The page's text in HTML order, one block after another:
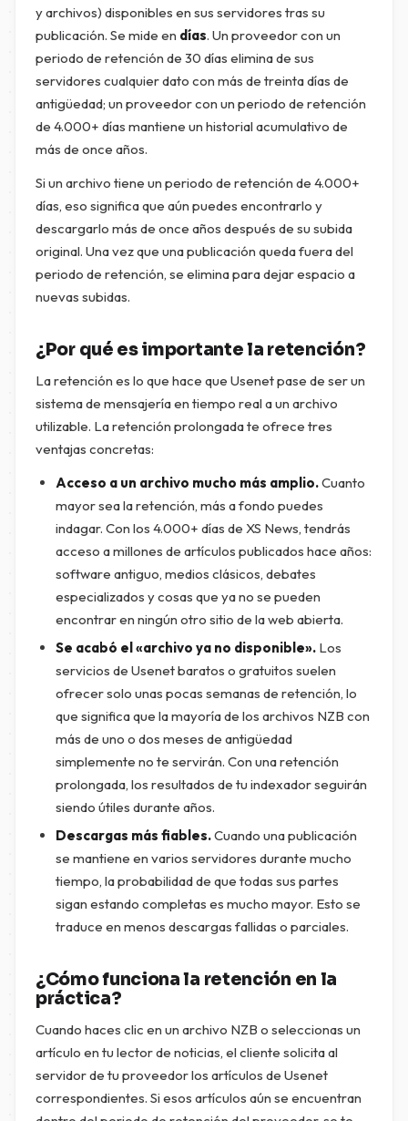
y archivos) disponibles en sus servidores tras su
publicación. Se mide en días. Un proveedor con un
periodo de retención de 30 días elimina de sus
servidores cualquier dato con más de treinta días de
antigüedad; un proveedor con un periodo de retención
de 4.000+ días mantiene un historial acumulativo de
más de once años.
Si un archivo tiene un periodo de retención de 4.000+
días, eso significa que aún puedes encontrarlo y
descargarlo más de once años después de su subida
original. Una vez que una publicación queda fuera del
periodo de retención, se elimina para dejar espacio a
nuevas subidas.
¿Por qué es importante la retención?
La retención es lo que hace que Usenet pase de ser un
sistema de mensajería en tiempo real a un archivo
utilizable. La retención prolongada te ofrece tres
ventajas concretas:
Acceso a un archivo mucho más amplio.Cuanto
mayor sea la retención, más a fondo puedes
indagar. Con los 4.000+ días de XS News, tendrás
acceso a millones de artículos publicados hace años:
software antiguo, medios clásicos, debates
especializados y cosas que ya no se pueden
encontrar en ningún otro sitio de la web abierta.
Se acabó el «archivo ya no disponible». Los
servicios de Usenet baratos o gratuitos suelen
ofrecer solo unas pocas semanas de retención, lo
que significa que la mayoría de los archivos NZB con
más de uno o dos meses de antigüedad
simplemente no te servirán. Con una retención
prolongada, los resultados de tu indexador seguirán
siendo útiles durante años.
Descargas más fiables.Cuando una publicación
se mantiene en varios servidores durante mucho
tiempo, la probabilidad de que todas sus partes
sigan estando completas es mucho mayor. Esto se
traduce en menos descargas fallidas o parciales.
¿Cómo funciona la retención en la
práctica?
Cuando haces clic en un archivo NZB o seleccionas un
artículo en tu lector de noticias, el cliente solicita al
servidor de tu proveedor los artículos de Usenet
correspondientes. Si esos artículos aún se encuentran